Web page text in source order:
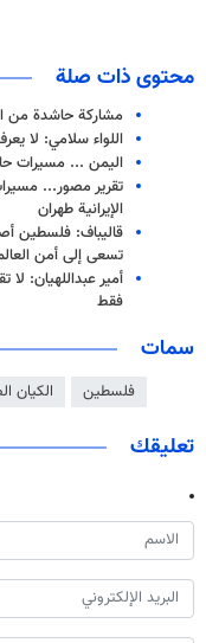
محتوى ذات صلة
مشارکة حاشدة من
اللواء سلامي: لا
الیمن ... مسيرات
تقرير مصور...
الإيرانية طهران
قاليباف: فلسطين
تسعى إلى أمن
أمير عبداللهيان:
فقط
سمات
فلسطين الكيان
تعليقك